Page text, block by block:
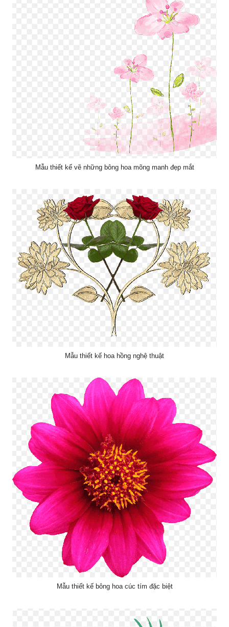
Mẫu thiết kế vẽ những bông hoa mõng manh đẹp mắt
Mẫu thiết kế hoa hồng nghệ thuật
Mẫu thiết kế bông hoa cúc tím đặc biệt